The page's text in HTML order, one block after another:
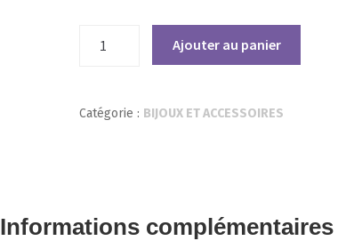
Chat
Ajouter au panier
Catégorie : BIJOUX ET ACCESSOIRES
Informations complémentaires